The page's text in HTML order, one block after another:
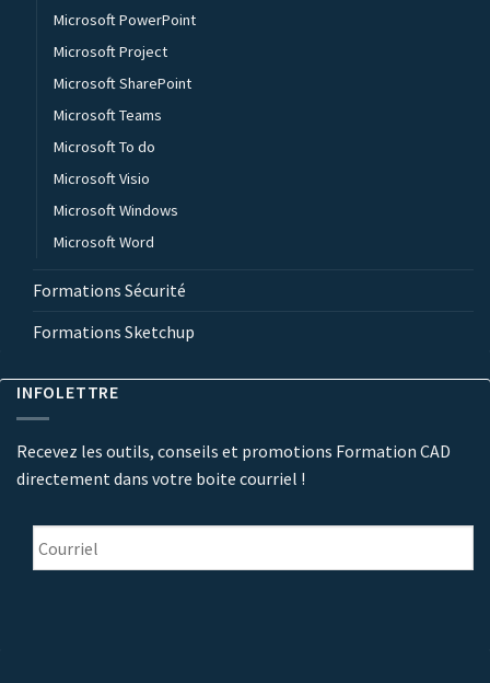
Microsoft PowerPoint
Microsoft Project
Microsoft SharePoint
Microsoft Teams
Microsoft To do
Microsoft Visio
Microsoft Windows
Microsoft Word
Formations Sécurité
Formations Sketchup
INFOLETTRE
Recevez les outils, conseils et promotions Formation CAD
directement dans votre boite courriel !
Courriel *